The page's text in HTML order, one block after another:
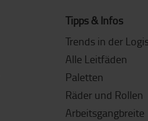
Tipps & Infos
Trends in der
Alle Leitfäden
Paletten
Räder und Rollen
Arbeitsgangbreite